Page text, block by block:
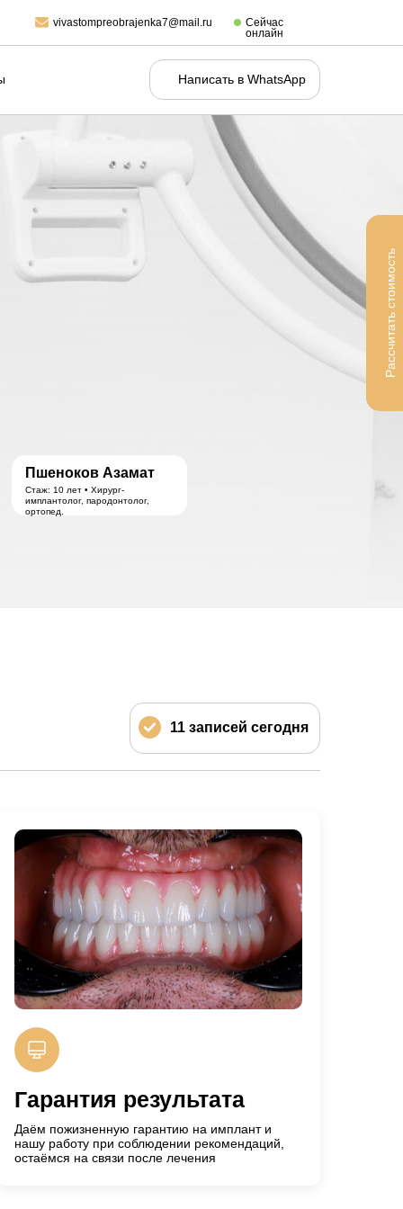
Сейчас
онлайн
vivastompreobrajenka7@mail.ru
Написать в WhatsApp
Пшеноков Азамат
Стаж: 10 лет • Хирург-
имплантолог, пародонтолог,
ортопед.
Рассчитать стоимость
11 записей сегодня
Гарантия результата
Даём пожизненную гарантию на имплант и
нашу работу при соблюдении рекомендаций,
остаёмся на связи после лечения